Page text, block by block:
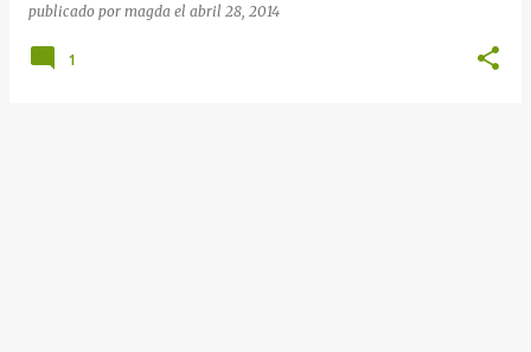
publicado por magda el abril 28, 2014
1